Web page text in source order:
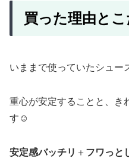
買った理由と
いままで使っていたシュー
重心が安定することと、き
す☺️
安定感バッチリ ＋ フワっと